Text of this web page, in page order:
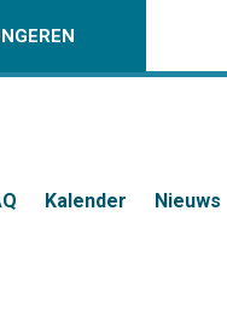
Kalender Nieuws